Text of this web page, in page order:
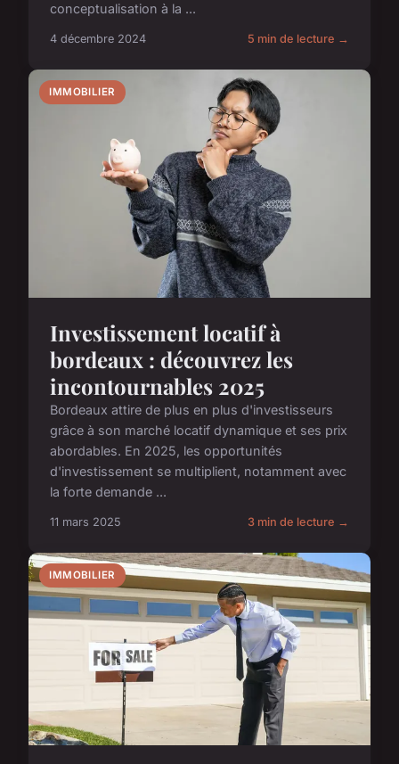
conceptualisation à la ...
4 décembre 2024 5 min de lecture →
IMMOBILIER
Investissement locatif à
bordeaux : découvrez les
incontournables 2025
Bordeaux attire de plus en plus d'investisseurs
grâce à son marché locatif dynamique et ses prix
abordables. En 2025, les opportunités
d'investissement se multiplient, notamment avec
la forte demande ...
11 mars 2025 3 min de lecture →
IMMOBILIER